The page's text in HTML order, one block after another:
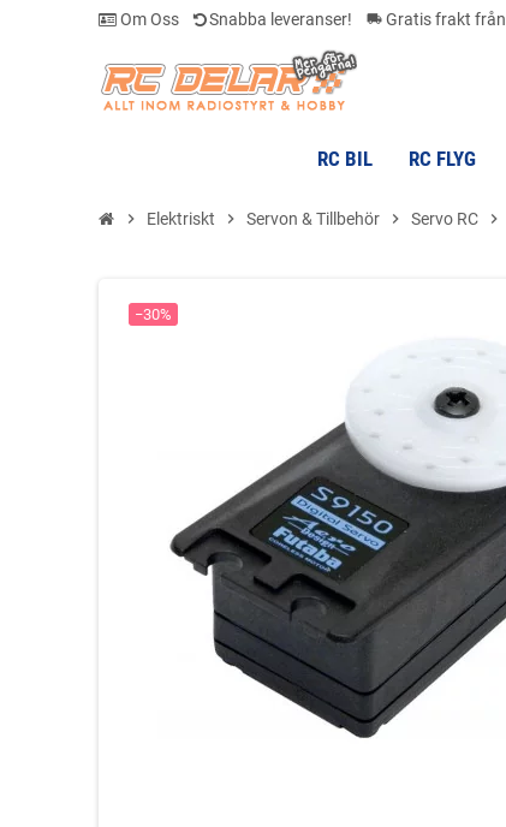
Om Oss Snabba leveranser! local_shipping Gratis frakt från
RC BIL RC FLYG
chevron_right Elektriskt chevron_right Servon & Tillbehör chevron_right Servo RC chevron_right
−30%